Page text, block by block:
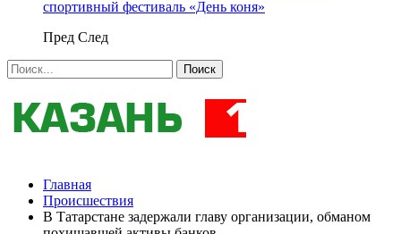
спортивный фестиваль «День коня»
Пред След
Главная
Происшествия
В Татарстане задержали главу организации, обманом